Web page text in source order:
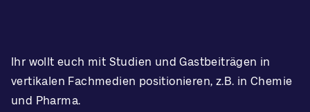
Ihr wollt euch mit Studien und Gastbeiträgen in
vertikalen Fachmedien positionieren, z.B. in Chemie
und Pharma.